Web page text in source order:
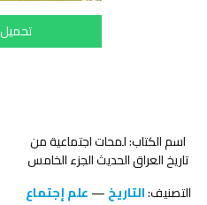
تحميل
اسم الكتاب: لمحات اجتماعية من
تاريخ العراق الحديث الجزء الخامس
التصنيف:التاريخ—علم إجتماع